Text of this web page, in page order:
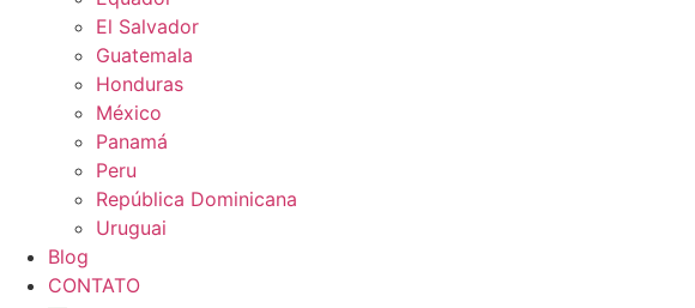
El Salvador
Guatemala
Honduras
México
Panamá
Peru
República Dominicana
Uruguai
Blog
CONTATO